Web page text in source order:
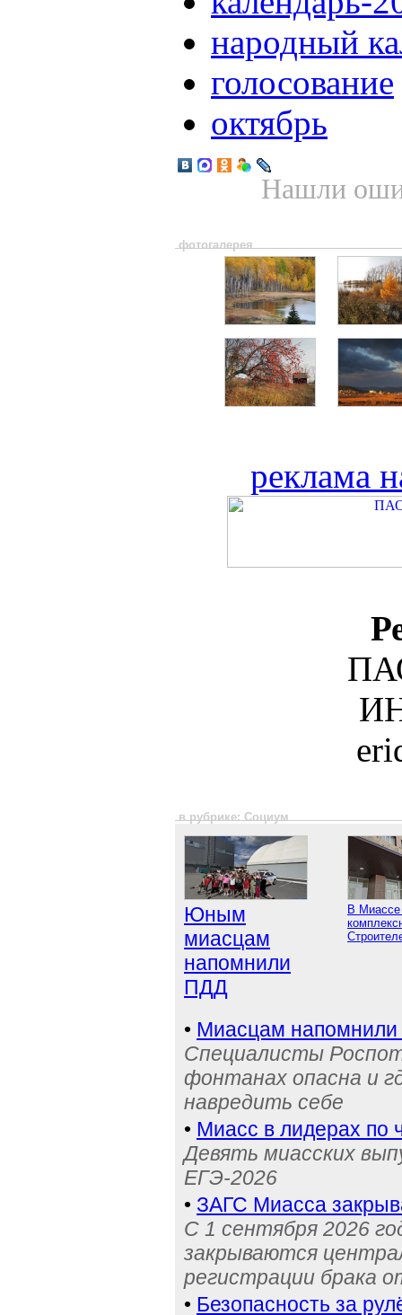
народный
голосование
октябрь
Нашли
фотогалерея
реклама
в рубрике: Социум
Юным
миасцам
напомнили
ПДД
В Миассе
• Миасцам напомнили
Специалисты
фонтанах опасна и
навредить себе
• Миасс в лидерах по
Девять миасских
ЕГЭ-2026
• ЗАГС Миасса
С 1 сентября 2026
закрываются
регистрации брака
• Безопасность за